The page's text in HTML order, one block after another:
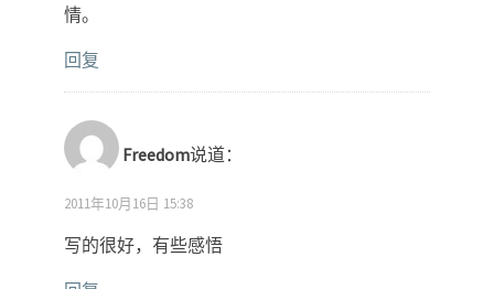
情。
回复
Freedom说道：
2011年10月16日 15:38
写的很好，有些感悟